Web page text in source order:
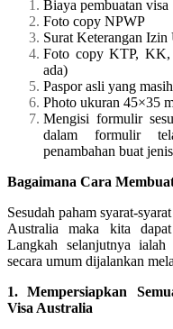
Biaya pembuatan visa
Foto copy NPWP
Surat Keterangan Izin
Foto copy KTP, KK,
ada)
Paspor asli yang
Photo ukuran 45×35
Mengisi formulir
dalam formulir
penambahan buat
Bagaimana Cara
Sesudah paham syarat-
Australia maka kita
Langkah selanjutnya
secara umum dijalankan
1. Mempersiapkan
Visa Australia